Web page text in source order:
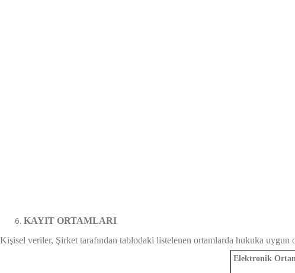
KAYIT ORTAMLARI
Kişisel veriler, Şirket tarafından tablodaki listelenen ortamlarda hukuka uygun
Elektronik